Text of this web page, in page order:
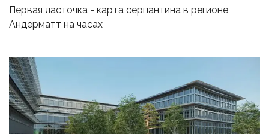
Первая ласточка - карта серпантина в регионе
Андерматт на часах